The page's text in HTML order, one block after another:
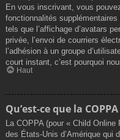
En vous inscrivant, vous
fonctionnalités
tels que l’affichage d’avatars
privée, l’envoi de courriers
l’adhésion à un groupe
court instant, c’est pourquoi
Haut
Qu’est-ce que la COPPA
La COPPA (pour « Child
des États-Unis d’Amérique qui